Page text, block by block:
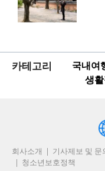
카테고리 국내여
생
회사소개 기사제보 및 문
청소년보호정책